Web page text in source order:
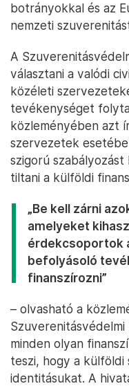
botrányokkal és az
nemzeti
A
választani a valódi
közéleti
tevékenységet
közleményében azt
szervezetek
szigorú
tiltani a külföldi
„Be kell zárni
amelyeket
érdekcsoportok
befolyásoló
finanszírozni”
– olvasható a
minden olyan
teszi, hogy a
identitásukat. A